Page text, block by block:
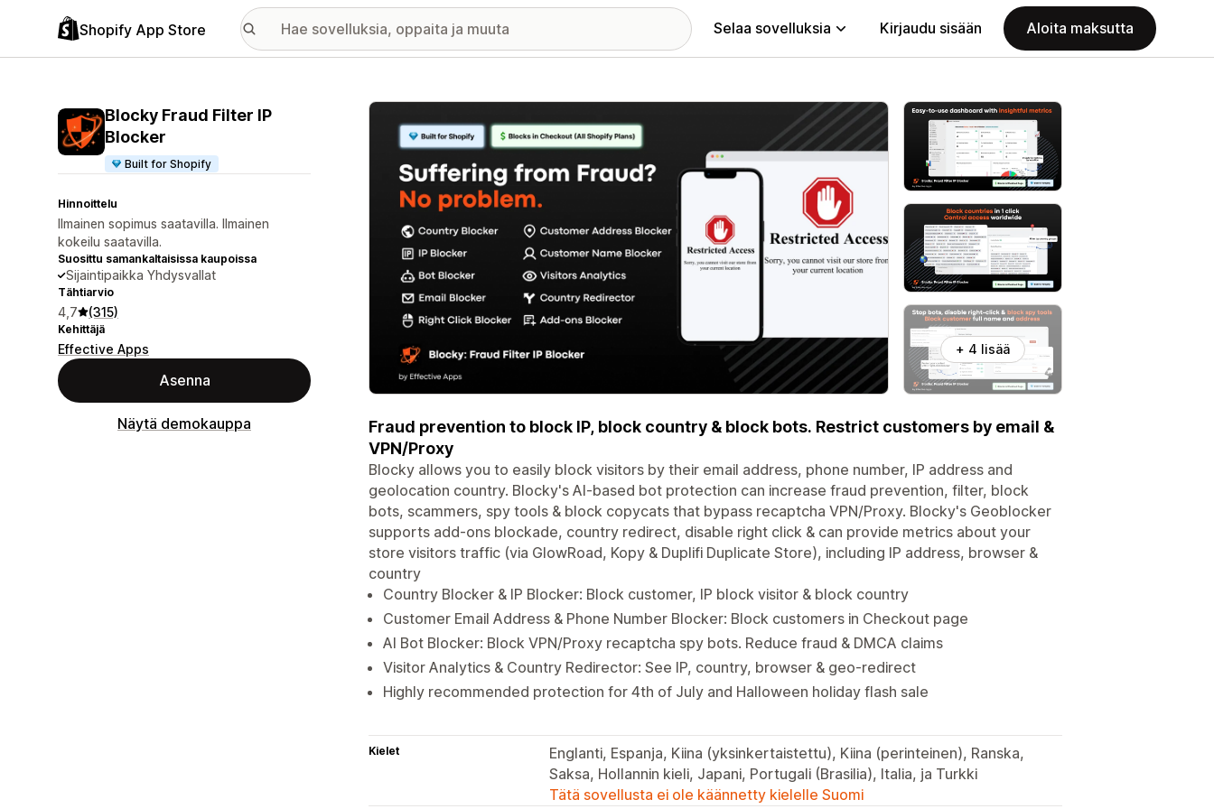
Shopify App Store Selaa sovelluksia Kirjaudu sisään Aloita maksutta
Blocky Fraud Filter IP
Blocker
Built for Shopify
Hinnoittelu
Ilmainen sopimus saatavilla. Ilmainen
kokeilu saatavilla.
Suosittu samankaltaisissa kaupoissa
Sijaintipaikka Yhdysvallat
Tähtiarvio
4,7 (315)
Kehittäjä
Effective Apps
Asenna
Näytä demokauppa
Esittelykuvagalleria
+ 4 lisää
Fraud prevention to block IP, block country & block bots. Restrict customers by email &
VPN/Proxy
Blocky allows you to easily block visitors by their email address, phone number, IP address and
geolocation country. Blocky's AI-based bot protection can increase fraud prevention, filter, block
bots, scammers, spy tools & block copycats that bypass recaptcha VPN/Proxy. Blocky's Geoblocker
supports add-ons blockade, country redirect, disable right click & can provide metrics about your
store visitors traffic (via GlowRoad, Kopy & Duplifi Duplicate Store), including IP address, browser &
country
Country Blocker & IP Blocker: Block customer, IP block visitor & block country
Customer Email Address & Phone Number Blocker: Block customers in Checkout page
AI Bot Blocker: Block VPN/Proxy recaptcha spy bots. Reduce fraud & DMCA claims
Visitor Analytics & Country Redirector: See IP, country, browser & geo-redirect
Highly recommended protection for 4th of July and Halloween holiday flash sale
Kielet
Englanti, Espanja, Kiina (yksinkertaistettu), Kiina (perinteinen), Ranska,
Saksa, Hollannin kieli, Japani, Portugali (Brasilia), Italia, ja Turkki
Tätä sovellusta ei ole käännetty kielelle Suomi